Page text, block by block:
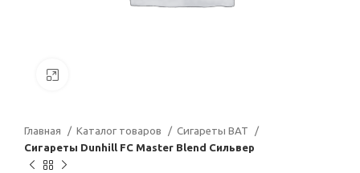
Главная Каталог товаров
Сигареты BAT
Сигареты Dunhill FC Master Blend Сильвер